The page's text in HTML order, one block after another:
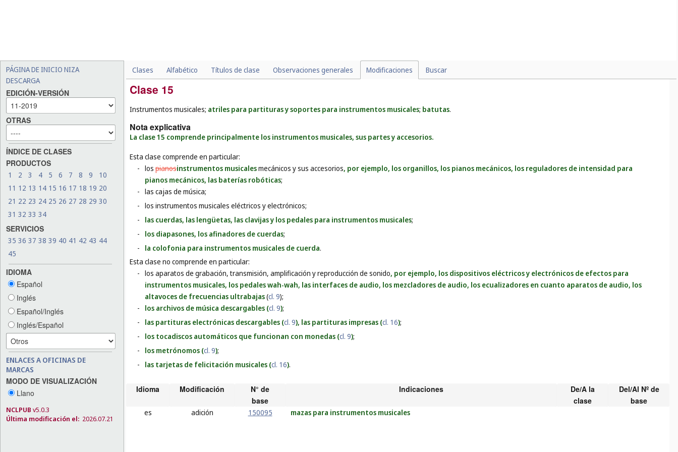
PÁGINA DE INICIO NIZA
DESCARGA
EDICIÓN-VERSIÓN
OTRAS
ÍNDICE DE CLASES
PRODUCTOS
1 2 3 4 5 6 7 8 9
10
11 12 13 14 15 16 17 18 19 20
21 22 23 24 25 26 27 28 29 30
31 32 33 34
SERVICIOS
35 36 37 38 39 40 41 42 43 44
45
IDIOMA
Español
Inglés
Español/Inglés
Inglés/Español
ENLACES A OFICINAS DE
MARCAS
MODO DE VISUALIZACIÓN
Llano
NCLPUB v5.0.3
Última modificación el: 2026.07.21
Clases Alfabético Títulos de clase Observaciones generales Modificaciones Buscar
Clase 15
Instrumentos musicales; atriles para partituras y soportes para instrumentos musicales; batutas.
Nota explicativa
La clase 15 comprende principalmente los instrumentos musicales, sus partes y accesorios.
Esta clase comprende en particular:
- los pianosinstrumentos musicalesmecánicos y sus accesorios, por ejemplo, los organillos, los pianos mecánicos, los reguladores de intensidad para
pianos mecánicos, las baterías robóticas;
- las cajas de música;
- los instrumentos musicales eléctricos y electrónicos;
-
las cuerdas, las lengüetas, las clavijas y los pedales para instrumentos musicales;
-
los diapasones, los afinadores de cuerdas;
-
la colofonia para instrumentos musicales de cuerda.
Esta clase no comprende en particular:
- los aparatos de grabación, transmisión, amplificación y reproducción de sonido, por ejemplo, los dispositivos eléctricos y electrónicos de efectos para
instrumentos musicales, los pedales wah-wah, las interfaces de audio, los mezcladores de audio, los ecualizadores en cuanto aparatos de audio, los
altavoces de frecuencias ultrabajas(cl. 9);
-
los archivos de música descargables (cl. 9);
-
las partituras electrónicas descargables (cl. 9), las partituras impresas (cl. 16);
-
los tocadiscos automáticos que funcionan con monedas (cl. 9);
-
los metrónomos (cl. 9);
-
las tarjetas de felicitación musicales (cl. 16).
Idioma Modificación
N° de
base
Indicaciones
De/A la
clase
Del/Al Nº de
base
es adición 150095 mazas para instrumentos musicales